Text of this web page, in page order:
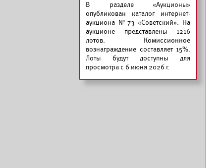
В разделе «Аукционы»
опубликован каталог интернет-
аукциона №73 «Советский». На
аукционе представлены 1216
лотов. Комиссионное
вознаграждение составляет 15%.
Лоты будут доступны для
просмотра с 6 июня 2026 г.